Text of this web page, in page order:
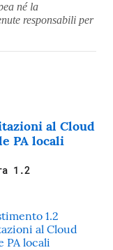
né la
responsabili per
al Cloud
PA locali
1.2
1.2
al Cloud
PA locali